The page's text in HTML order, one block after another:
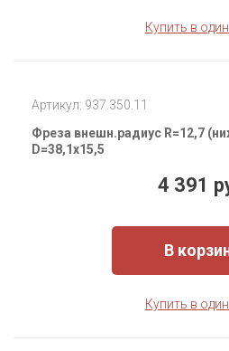
Купить в
Артикул: 937.350.11
Фреза внешн.радиус R=12,7
D=38,1x15,5
4 391
В
Купить в